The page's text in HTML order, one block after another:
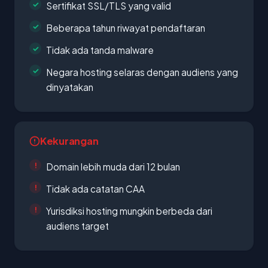
Sertifikat SSL/TLS yang valid
Beberapa tahun riwayat pendaftaran
Tidak ada tanda malware
Negara hosting selaras dengan audiens yang
dinyatakan
Kekurangan
Domain lebih muda dari 12 bulan
Tidak ada catatan CAA
Yurisdiksi hosting mungkin berbeda dari
audiens target